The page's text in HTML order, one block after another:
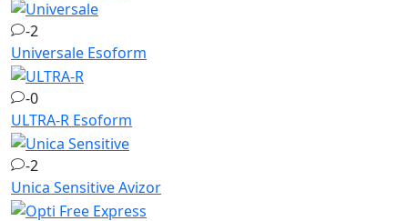
-2
Universale Esoform
-0
ULTRA-R Esoform
-2
Unica SensitiveAvizor